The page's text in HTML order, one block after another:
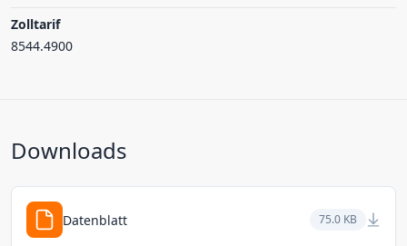
Zolltarif
8544.4900
Downloads
Datenblatt 75.0 KB